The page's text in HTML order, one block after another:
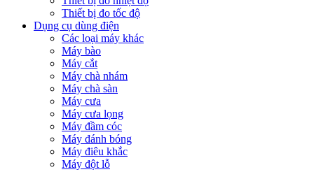
Thiết bị đo tốc độ
Dụng cụ dùng điện
Các loại máy khác
Máy bào
Máy cắt
Máy chà nhám
Máy chà sàn
Máy cưa
Máy cưa lọng
Máy đầm cóc
Máy đánh bóng
Máy điêu khắc
Máy đột lỗ